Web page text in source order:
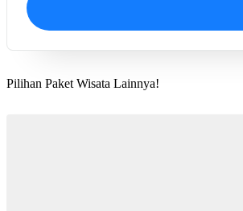
Pilihan Paket Wisata Lainnya!